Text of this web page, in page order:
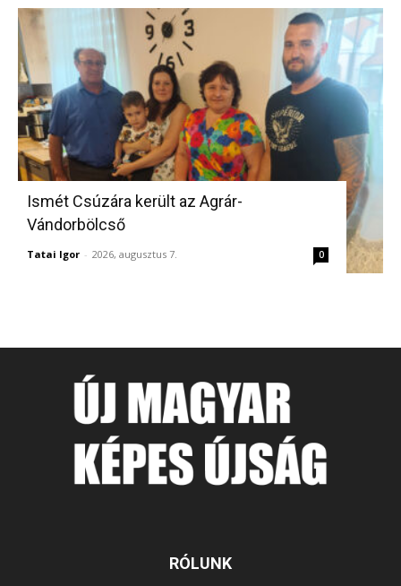
Ismét Csúzára került az Agrár-
Vándorbölcső
Tatai Igor - 2026, augusztus 7. 0
RÓLUNK